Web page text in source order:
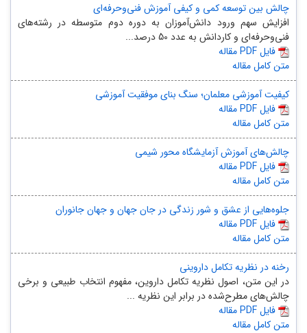
چالش بین توسعه کمی و کیفی آموزش فنی‌‏وحرفه‌‏ای
افزایش سهم ورود دانش‌‏آموزان به دوره دوم متوسطه در رشته‏‌های
فنی‌‏وحرفه‏‌ای و کاردانش به عدد 50 درصد...
مقاله PDF فایل
متن کامل مقاله
کیفیت آموزشی معلمان؛ سنگ بنای موفقیت آموزشی
مقاله PDF فایل
متن کامل مقاله
چالش‌های آموزش آزمایشگاه محور شیمی
مقاله PDF فایل
متن کامل مقاله
جلوه‌هایی از عشق و شور زندگی در جان جهان و جهان جانوران
مقاله PDF فایل
متن کامل مقاله
رخنه در نظریه تکامل داروینی
در این متن، اصول نظریه تکامل داروین، مفهوم انتخاب طبیعی و برخی
چالش‌های مطرح‌شده در برابر این نظریه ...
مقاله PDF فایل
متن کامل مقاله